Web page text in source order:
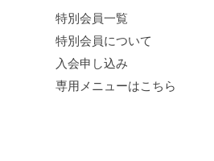
特別会員一覧
特別会員について
入会申し込み
専用メニューはこちら